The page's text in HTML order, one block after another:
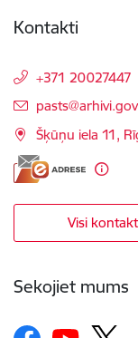
Kontakti
+371 20027447
E-pasts:
Šķūņu iela 11,
Visi
Sekojiet mums